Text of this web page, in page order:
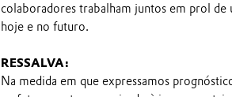
colaboradores trabalham juntos em prol
hoje e no futuro.
RESSALVA:
Na medida em que expressamos